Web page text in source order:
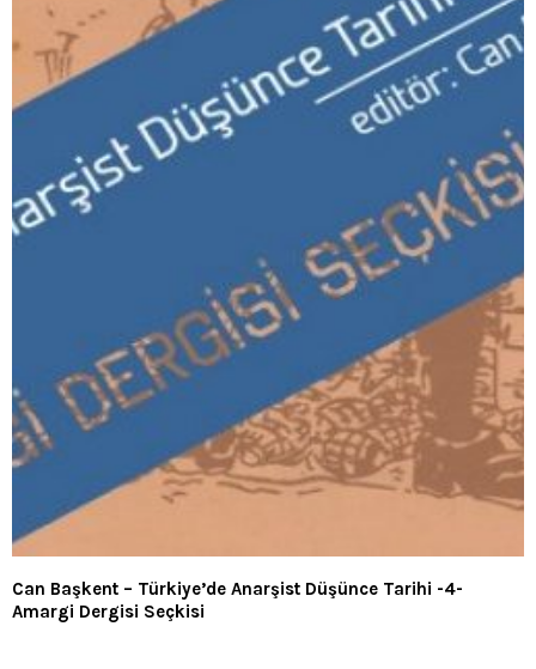
Can Başkent – Türkiye’de Anarşist Düşünce Tarihi -4-
Amargi Dergisi Seçkisi